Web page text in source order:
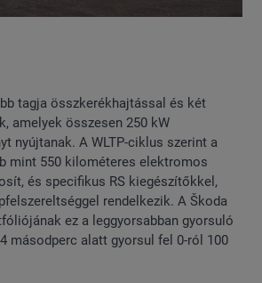
tagja összkerékhajtással és két
amelyek összesen 250 kW
nyújtanak. A WLTP-ciklus szerint a
mint 550 kilométeres elektromos
és specifikus RS kiegészítőkkel,
rendelkezik. A Škoda
ez a leggyorsabban gyorsuló
másodperc alatt gyorsul fel 0-ról 100